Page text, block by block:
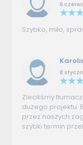
6
Szybko, miło,
8
Zleciliśmy
dużego projektu.
przez naszych
szybki termin